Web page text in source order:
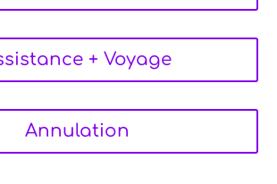
+ Voyage
Annulation